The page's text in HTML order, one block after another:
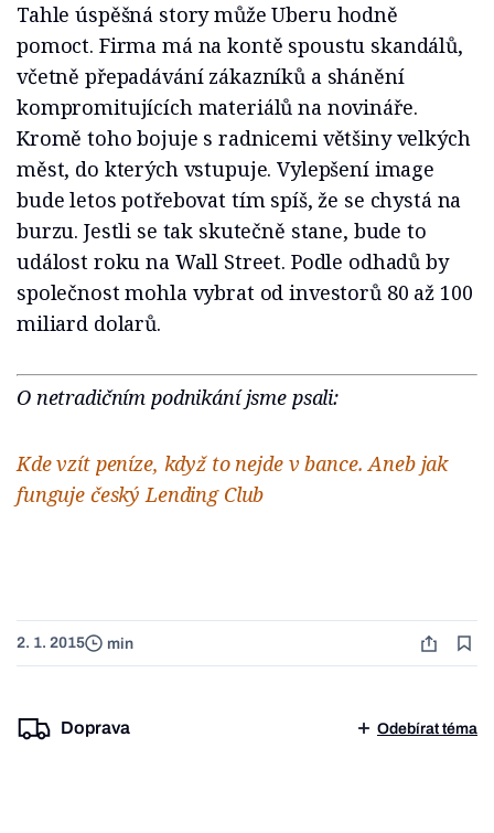
Tahle úspěšná story může Uberu hodně
pomoct. Firma má na kontě spoustu skandálů,
včetně přepadávání zákazníků a shánění
kompromitujících materiálů na novináře.
Kromě toho bojuje s radnicemi většiny velkých
měst, do kterých vstupuje. Vylepšení image
bude letos potřebovat tím spíš, že se chystá na
burzu. Jestli se tak skutečně stane, bude to
událost roku na Wall Street. Podle odhadů by
společnost mohla vybrat od investorů 80 až 100
miliard dolarů.
O netradičním podnikání jsme psali:
Kde vzít peníze, když to nejde v bance. Aneb jak
funguje český Lending Club
2. 1. 2015 min
Doprava Odebírat téma